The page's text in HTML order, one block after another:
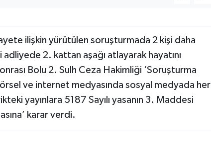
ilişkin yürütülen soruşturmada 2 kişi daha
adliyede 2. kattan aşağı atlayarak hayatını
Bolu 2. Sulh Ceza Hakimliği ‘Soruşturma
ve internet medyasında sosyal medyada her
yayınlara 5187 Sayılı yasanın 3. Maddesi
karar verdi.